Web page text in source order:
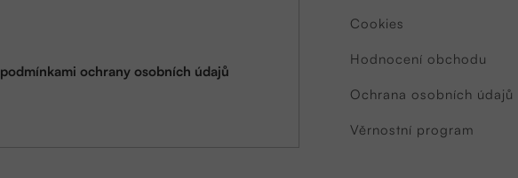
podmínkami ochrany osobních údajů
Cookies
Hodnocení obchodu
Ochrana osobních údajů
Věrnostní program